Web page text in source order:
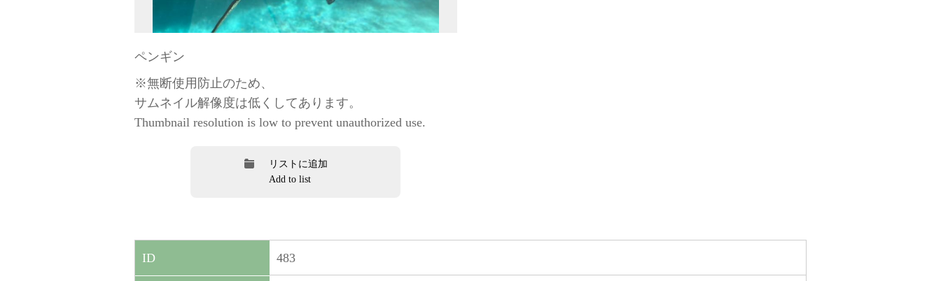
ペンギン
※無断使用防止のため、
サムネイル解像度は低くしてあります。
Thumbnail resolution is low to prevent unauthorized use.
リストに追加
Add to list
ID 483